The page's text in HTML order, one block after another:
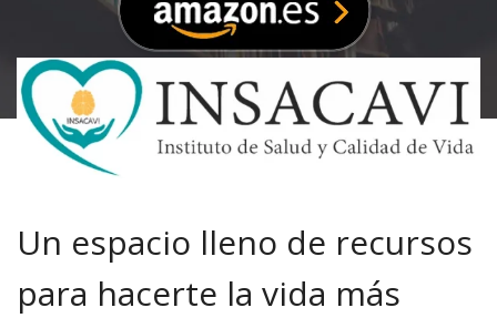
Un espacio lleno de recursos
para hacerte la vida más